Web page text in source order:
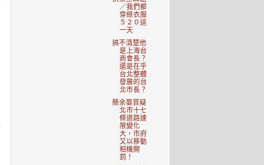
／我們都
穿綠衣服
５２０這
一天
搞不清楚他
是上海台
商會長？
還是在乎
台北整體
發展的台
北市長？
簡余晏質疑
北市十七
條道路速
限變化
大，市府
又以移動
相機開
罰！